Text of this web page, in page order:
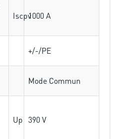
Iscpv1000 A
+/-/PE
Mode Commun
Up 390 V